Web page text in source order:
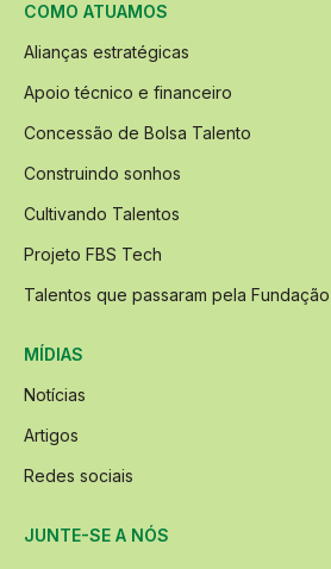
COMO ATUAMOS
Alianças estratégicas
Apoio técnico e financeiro
Concessão de Bolsa Talento
Construindo sonhos
Cultivando Talentos
Projeto FBS Tech
Talentos que passaram pela Fundação
MÍDIAS
Notícias
Artigos
Redes sociais
JUNTE-SE A NÓS